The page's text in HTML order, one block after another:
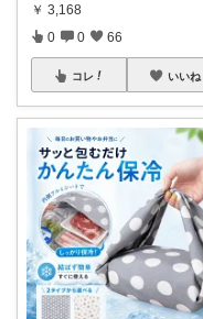
￥ 3,168
0 0 66
コレ いいね